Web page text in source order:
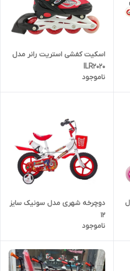
اسکیت کفشی استریت رانر مدل
ILR2020
ناموجود
دوچرخه شهری مدل سونیک سایز
12
ناموجود